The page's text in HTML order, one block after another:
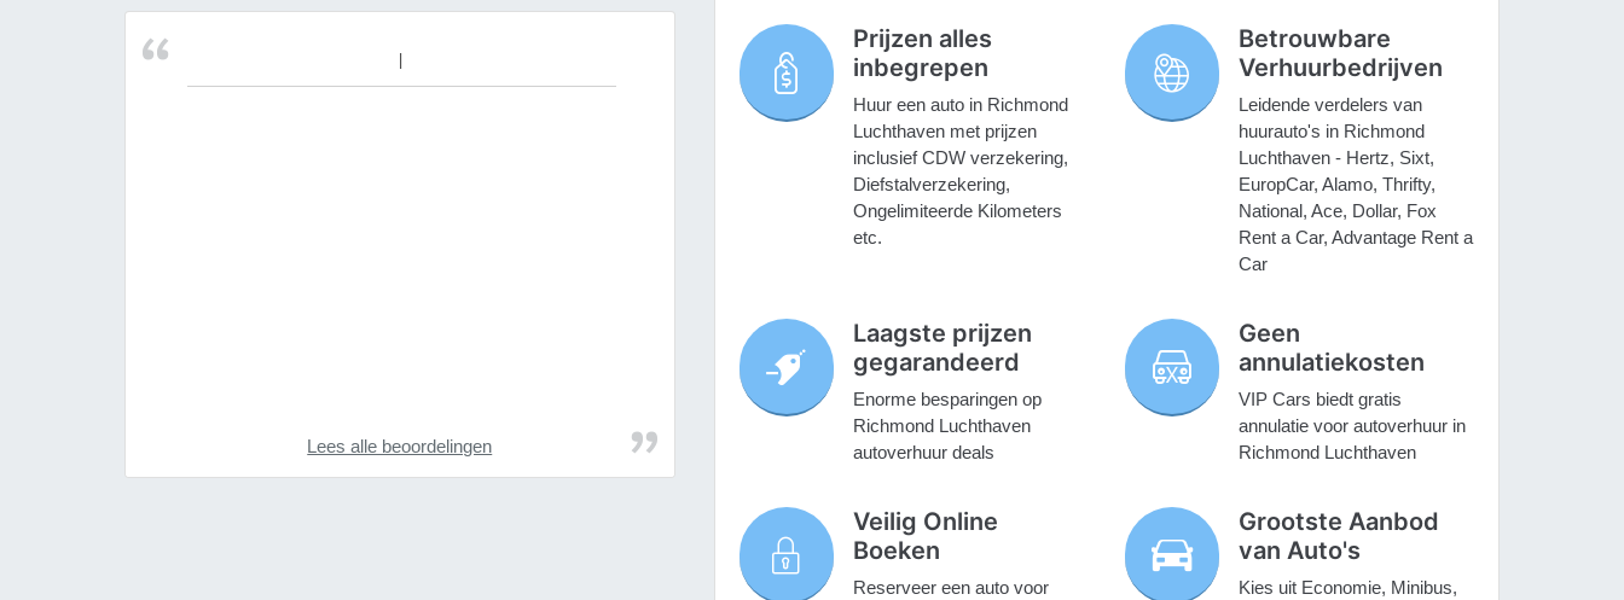
Lees alle beoordelingen
Prijzen alles
inbegrepen
Huur een auto in Richmond
Luchthaven met prijzen
inclusief CDW verzekering,
Diefstalverzekering,
Ongelimiteerde Kilometers
etc.
Betrouwbare
Verhuurbedrijven
Leidende verdelers van
huurauto's in Richmond
Luchthaven - Hertz, Sixt,
EuropCar, Alamo, Thrifty,
National, Ace, Dollar, Fox
Rent a Car, Advantage Rent a
Car
Laagste prijzen
gegarandeerd
Enorme besparingen op
Richmond Luchthaven
autoverhuur deals
Geen
annulatiekosten
VIP Cars biedt gratis
annulatie voor autoverhuur in
Richmond Luchthaven
Veilig Online
Boeken
Reserveer een auto voor
Grootste Aanbod
van Auto's
Kies uit Economie, Minibus,